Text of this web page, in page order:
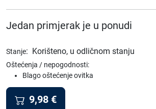
Jedan primjerak je u ponudi
Stanje: Korišteno, u odličnom stanju
Oštećenja / nepogodnosti:
Blago oštećenje ovitka
9,98 €